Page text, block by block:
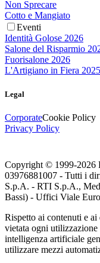
Non Sprecare
Cotto e Mangiato
Eventi
Identità Golose 2026
Salone del Risparmio
Fuorisalone 2026
L'Artigiano in Fiera 2025
Legal
CorporateCookie Policy
Privacy Policy
Copyright © 1999-2026
03976881007 - Tutti i
S.p.A. - RTI S.p.A.,
Bassi) - Uffici Viale
Rispetto ai contenuti e
vietata ogni utilizzazione
intelligenza artificiale
utilizzare mezzi